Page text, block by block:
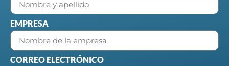
EMPRESA
CORREO ELECTRÓNICO